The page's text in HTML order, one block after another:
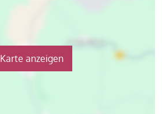
Karte anzeigen